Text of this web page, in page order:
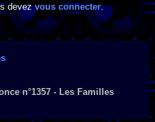
devezvous connecter.
n°1357 - Les Familles